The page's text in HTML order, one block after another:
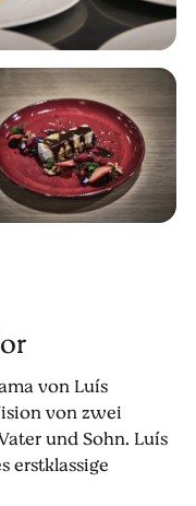
von Luís
von zwei
und Sohn. Luís
erstklassige